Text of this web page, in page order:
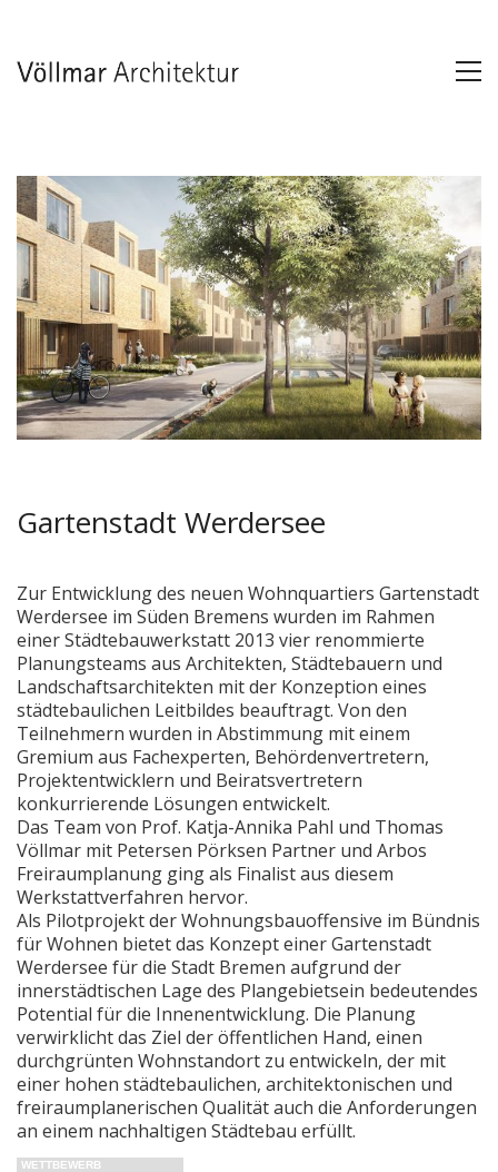
Gartenstadt Werdersee
Zur Entwicklung des neuen Wohnquartiers Gartenstadt
Werdersee im Süden Bremens wurden im Rahmen
einer Städtebauwerkstatt 2013 vier renommierte
Planungsteams aus Architekten, Städtebauern und
Landschaftsarchitekten mit der Konzeption eines
städtebaulichen Leitbildes beauftragt. Von den
Teilnehmern wurden in Abstimmung mit einem
Gremium aus Fachexperten, Behördenvertretern,
Projektentwicklern und Beiratsvertretern
konkurrierende Lösungen entwickelt.
Das Team von Prof. Katja-Annika Pahl und Thomas
Völlmar mit Petersen Pörksen Partner und Arbos
Freiraumplanung ging als Finalist aus diesem
Werkstattverfahren hervor.
Als Pilotprojekt der Wohnungsbauoffensive im Bündnis
für Wohnen bietet das Konzept einer Gartenstadt
Werdersee für die Stadt Bremen aufgrund der
innerstädtischen Lage des Plangebietsein bedeutendes
Potential für die Innenentwicklung. Die Planung
verwirklicht das Ziel der öffentlichen Hand, einen
durchgrünten Wohnstandort zu entwickeln, der mit
einer hohen städtebaulichen, architektonischen und
freiraumplanerischen Qualität auch die Anforderungen
an einem nachhaltigen Städtebau erfüllt.
WETTBEWERB